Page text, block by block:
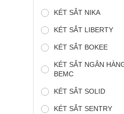
KÉT SẮT NIKA
KÉT SẮT LIBERTY
KÉT SẮT BOKEE
KÉT SẮT NGÂN
BEMC
KÉT SẮT SOLID
KÉT SẮT SENTRY